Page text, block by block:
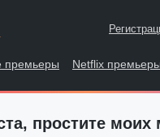
премьеры Netflix премьеры
простите